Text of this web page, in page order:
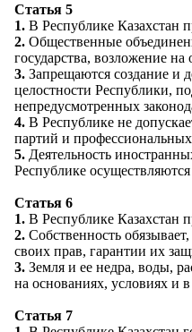
Статья 5
1. В Республике Казахстан
2. Общественные
государства, возложение
3. Запрещаются создание и
целостности Республики,
непредусмотренных
4. В Республике не
партий и
5. Деятельность
Республике
Статья 6
1. В Республике Казахстан
2. Собственность
своих прав, гарантии их
3. Земля и ее недра, воды,
на основаниях, условиях и
Статья 7